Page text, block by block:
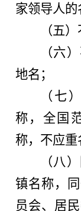
家领导人的
（五
（六
地名；
（七
称，全国
称，不应重
（八
镇名称，
员会、居